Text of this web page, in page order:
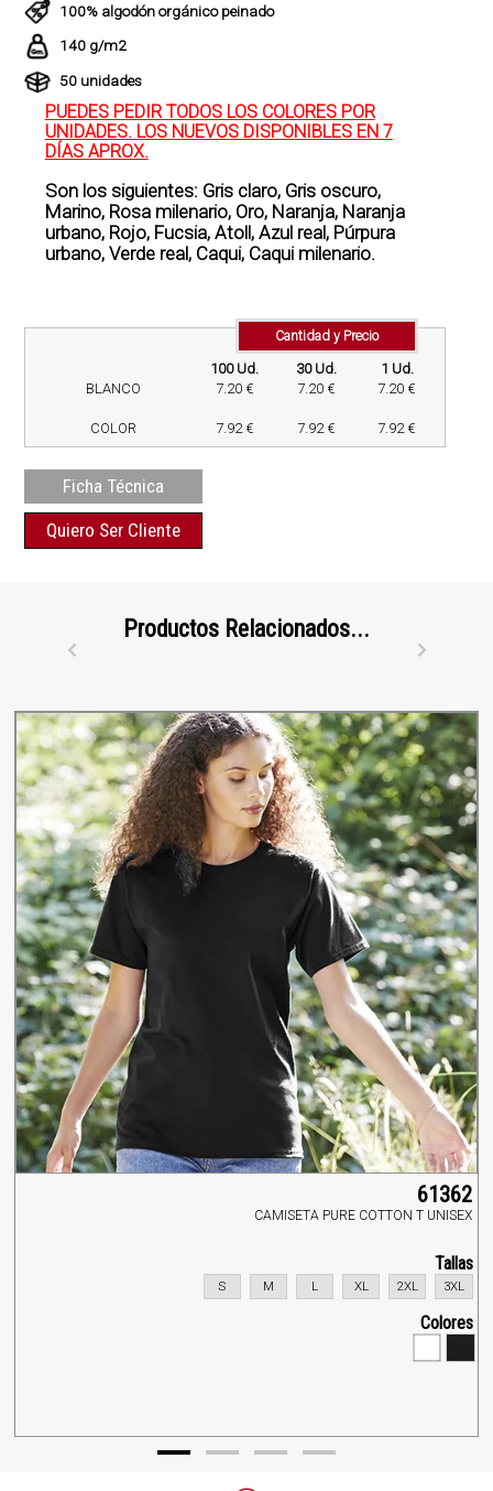
100% algodón orgánico peinado
140 g/m2
50 unidades
PUEDES PEDIR TODOS LOS COLORES POR
UNIDADES. LOS NUEVOS DISPONIBLES EN 7
DÍAS APROX.
Son los siguientes: Gris claro, Gris oscuro,
Marino, Rosa milenario, Oro, Naranja, Naranja
urbano, Rojo, Fucsia, Atoll, Azul real, Púrpura
urbano, Verde real, Caqui, Caqui milenario.
Cantidad y Precio
100 Ud. 30 Ud.
1 Ud.
BLANCO
7.20 € 7.20 € 7.20 €
COLOR 7.92 € 7.92 € 7.92 €
Ficha Técnica
Quiero Ser Cliente
Productos Relacionados...
61362
CAMISETA PURE COTTON T UNISEX
Tallas
3XL
2XL
XL
L
M
S
Colores